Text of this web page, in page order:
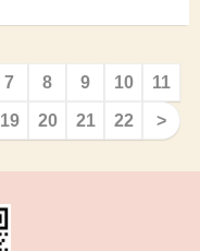
7 8 9 10 11
19 20 21 22 >